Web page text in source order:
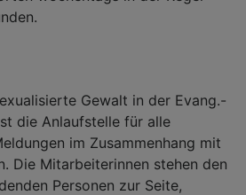
Gewalt in der Evang.-
die Anlaufstelle für alle
im Zusammenhang mit
Die Mitarbeiterinnen stehen den
Personen zur Seite,